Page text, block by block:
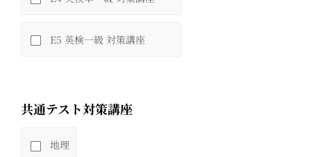
E5 英検一級 対策講座
共通テスト対策講座
地理